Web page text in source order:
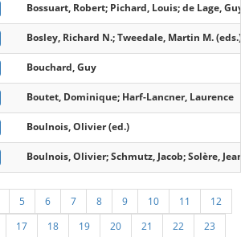
Bossuart, Robert; Pichard, Louis; de Lage,
Bosley, Richard N.; Tweedale, Martin M. (eds.)
Bouchard, Guy
Boutet, Dominique; Harf-Lancner, Laurence
Boulnois, Olivier (ed.)
Boulnois, Olivier; Schmutz, Jacob; Solère,
5 6 7 8 9 10 11
12
17 18 19 20 21 22
23